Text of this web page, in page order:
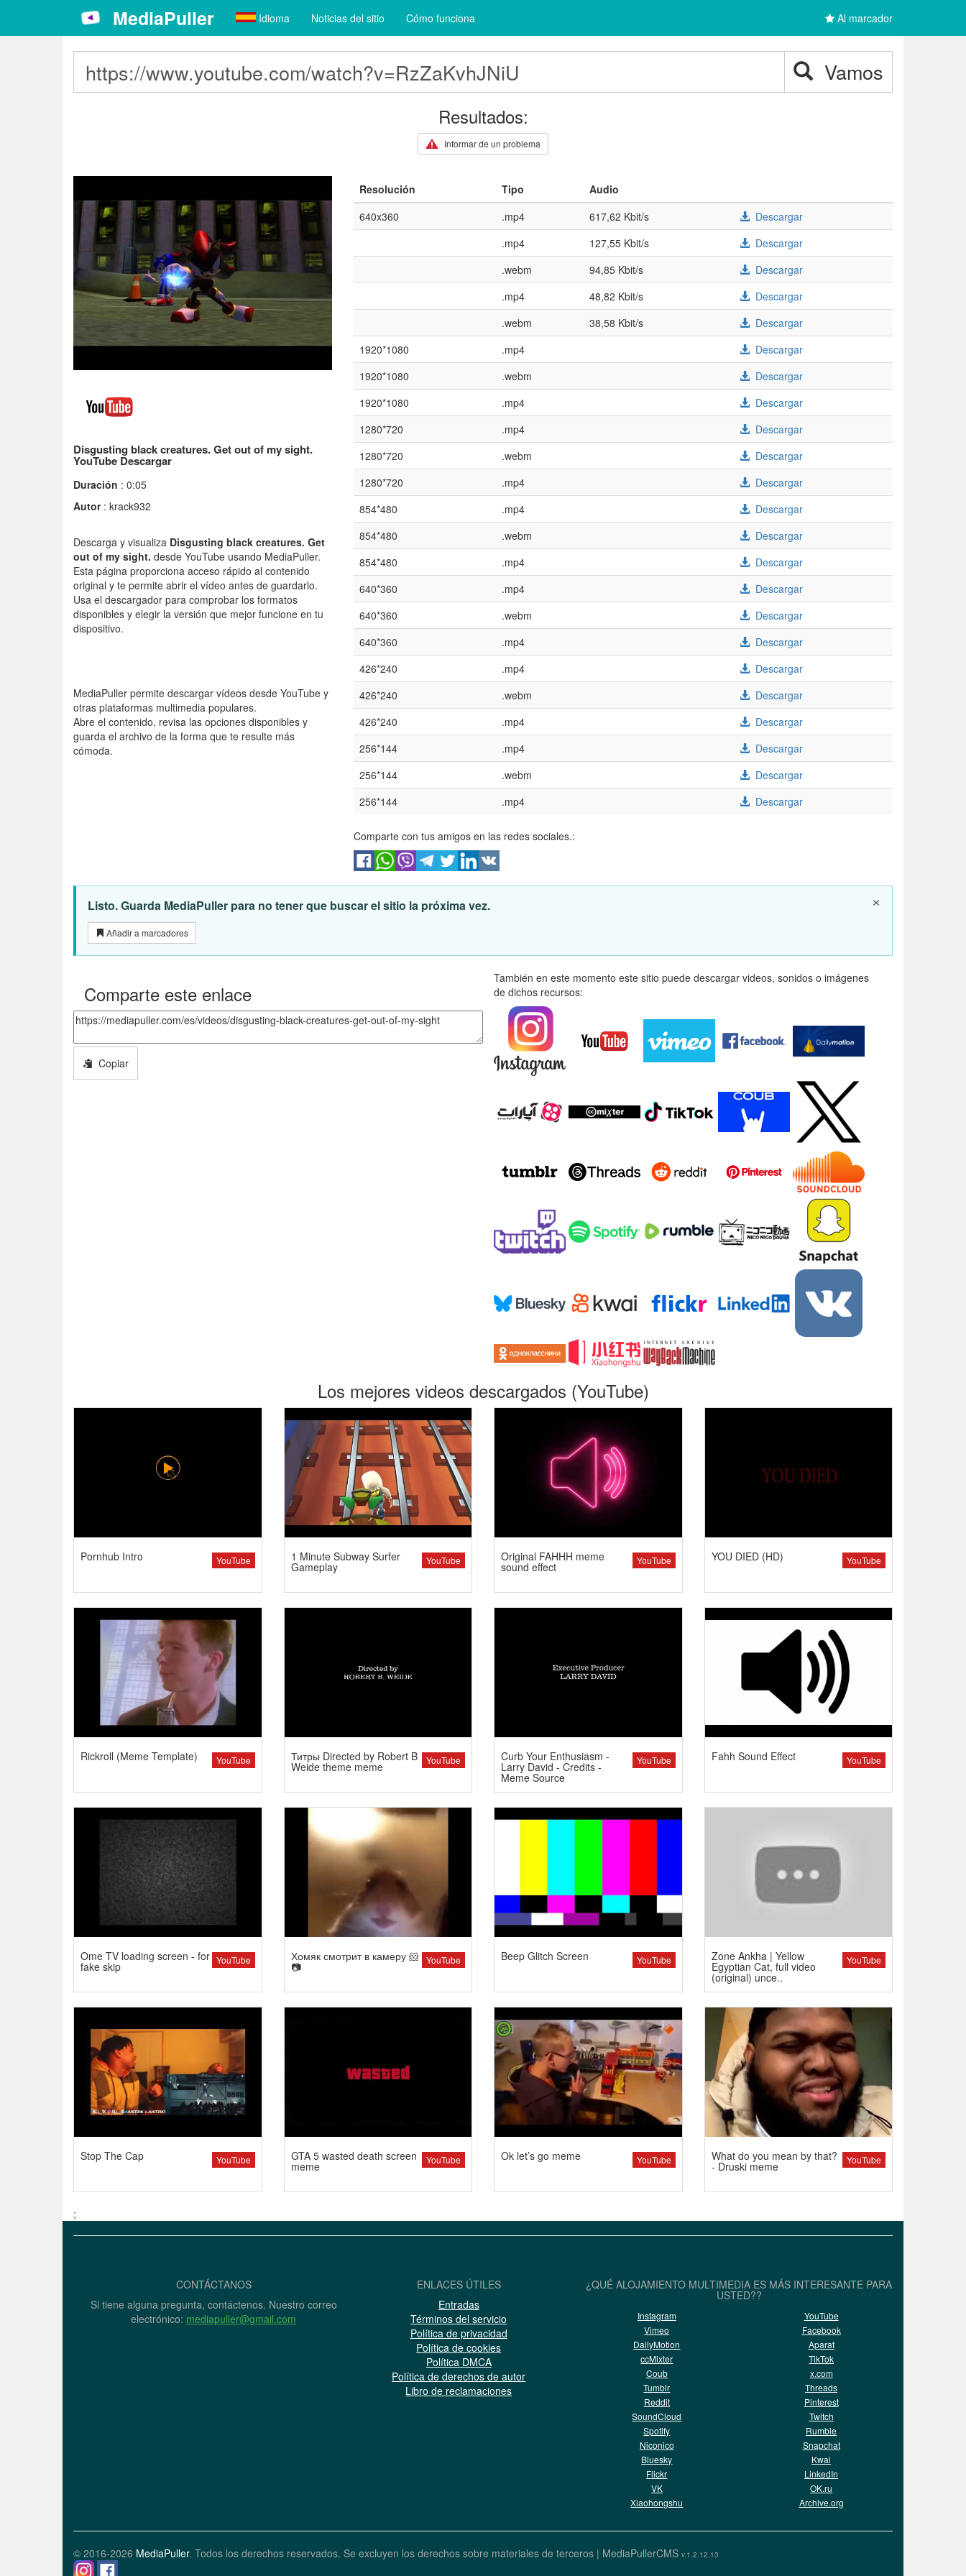
MediaPuller Idioma Noticias del sitio Cómo funciona Al marcador
Vamos
Resultados:
Informar de un problema
Disgusting black creatures. Get out of my sight.
YouTube Descargar
Duración : 0:05
Autor: krack932
Descarga y visualiza Disgusting black creatures. Get
out of my sight. desde YouTube usando MediaPuller.
Esta página proporciona acceso rápido al contenido
original y te permite abrir el vídeo antes de guardarlo.
Usa el descargador para comprobar los formatos
disponibles y elegir la versión que mejor funcione en tu
dispositivo.
MediaPuller permite descargar vídeos desde YouTube y
otras plataformas multimedia populares.
Abre el contenido, revisa las opciones disponibles y
guarda el archivo de la forma que te resulte más
cómoda.
Resolución Tipo
Audio
640x360
.mp4 617,62 Kbit/s
Descargar
.mp4
127,55 Kbit/s
Descargar
.webm
94,85 Kbit/s
Descargar
.mp4
48,82 Kbit/s
Descargar
.webm
38,58 Kbit/s
Descargar
1920*1080
.mp4
Descargar
1920*1080
.webm
Descargar
1920*1080
.mp4
Descargar
1280*720
.mp4
Descargar
1280*720
.webm
Descargar
1280*720
.mp4
Descargar
854*480
.mp4
Descargar
854*480
.webm
Descargar
854*480
.mp4
Descargar
640*360
.mp4
Descargar
640*360
.webm
Descargar
640*360
.mp4
Descargar
426*240
.mp4
Descargar
426*240
.webm
Descargar
426*240
.mp4
Descargar
256*144
.mp4
Descargar
256*144
.webm
Descargar
256*144
.mp4 Descargar
Comparte con tus amigos en las redes sociales.:
×
Listo. Guarda MediaPuller para no tener que buscar el sitio la próxima vez.
Añadir a marcadores
Comparte este enlace
Copiar
También en este momento este sitio puede descargar videos, sonidos o imágenes
de dichos recursos:
Los mejores videos descargados (YouTube)
YouTube
Pornhub Intro YouTube
1 Minute Subway Surfer
Gameplay
YouTube
Original FAHHH meme
sound effect
YouTube
YOU DIED (HD)
YouTube
Rickroll (Meme Template) YouTube
Титры Directed by Robert B
Weide theme meme
YouTube
Curb Your Enthusiasm -
Larry David - Credits -
Meme Source
YouTube
Fahh Sound Effect
YouTube
Ome TV loading screen - for
fake skip
YouTube
Хомяк смотрит в камеру 🐹
📷
YouTube
Beep Glitch Screen YouTube
Zone Ankha | Yellow
Egyptian Cat, full video
(original) unce..
YouTube
Stop The Cap YouTube
GTA 5 wasted death screen
meme
YouTube
Ok let’s go meme YouTube
What do you mean by that?
- Druski meme
;
CONTÁCTANOS
Si tiene alguna pregunta, contáctenos. Nuestro correo
electrónico: mediapuller@gmail.com
ENLACES ÚTILES
Entradas
Términos del servicio
Política de privacidad
Política de cookies
Política DMCA
Política de derechos de autor
Libro de reclamaciones
¿QUÉ ALOJAMIENTO MULTIMEDIA ES MÁS INTERESANTE PARA
USTED??
Instagram
YouTube
Vimeo
Facebook
DailyMotion
Aparat
ccMixter
TikTok
Coub
x.com
Tumblr
Threads
Reddit
Pinterest
SoundCloud
Twitch
Spotify
Rumble
Niconico
Snapchat
Bluesky
Kwai
Flickr
LinkedIn
VK
OK.ru
Xiaohongshu
Archive.org
© 2016-2026 MediaPuller. Todos los derechos reservados. Se excluyen los derechos sobre materiales de terceros | MediaPullerCMS v.1.2.12.13